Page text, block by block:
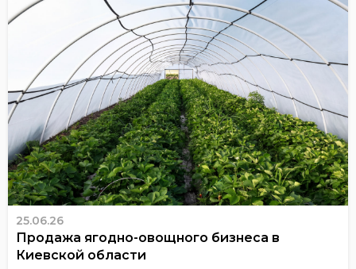
25.06.26
Продажа ягодно-овощного бизнеса в
Киевской области